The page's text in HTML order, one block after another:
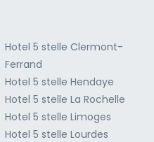
Hotel 5 stelle Clermont-
Ferrand
Hotel 5 stelle Hendaye
Hotel 5 stelle La Rochelle
Hotel 5 stelle Limoges
Hotel 5 stelle Lourdes